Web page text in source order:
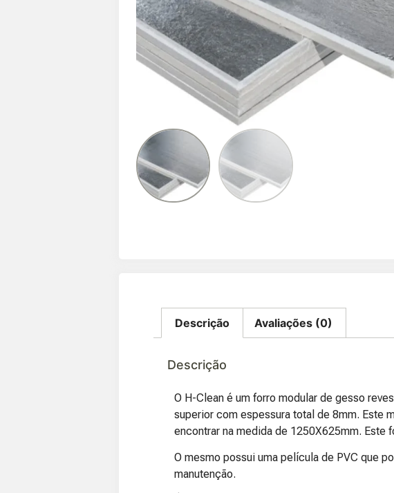
Descrição Avaliações (0)
Descrição
O H-Clean é um forro modular de gesso
superior com espessura total de 8mm. Este
encontrar na medida de 1250X625mm. Este
O mesmo possui uma película de PVC que
manutenção.